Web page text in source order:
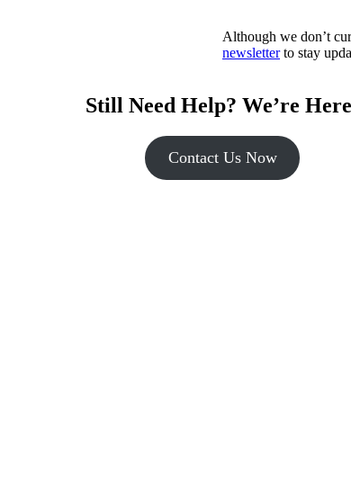
Although we don’t
newsletterto stay
Still Need Help? We’re
Contact Us Now